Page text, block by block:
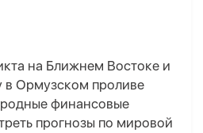
на Ближнем Востоке и
в Ормузском проливе
финансовые
прогнозы по мировой